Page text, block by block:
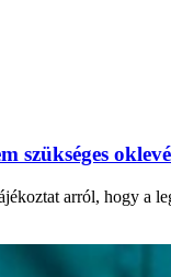
szükséges
arról, hogy a